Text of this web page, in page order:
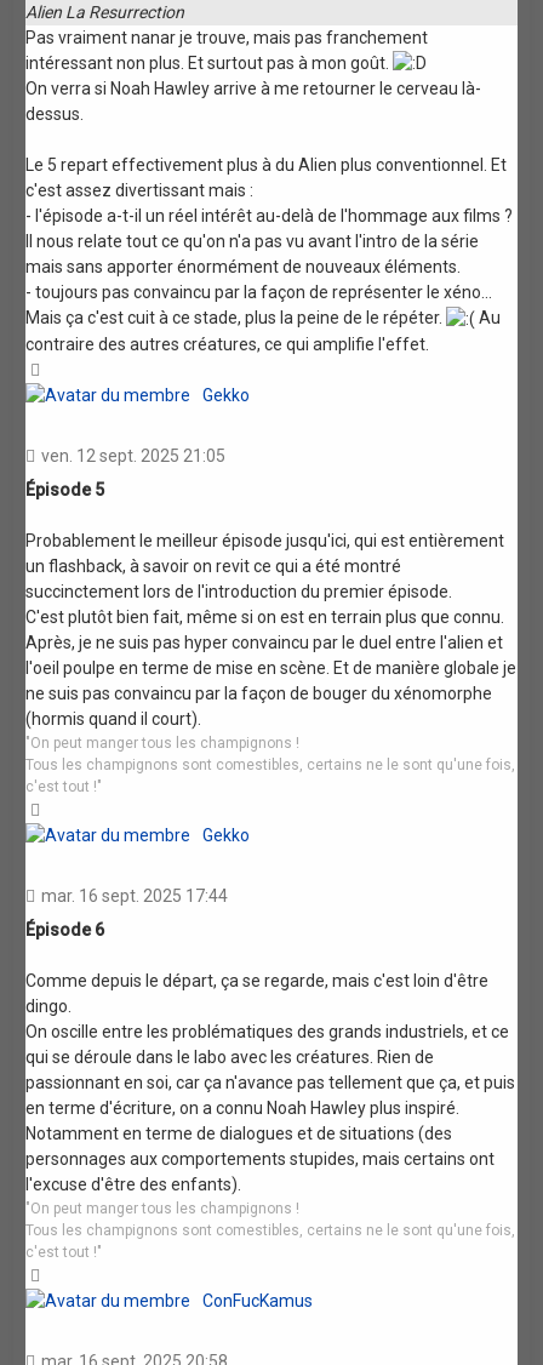
Alien La Resurrection
Pas vraiment nanar je trouve, mais pas franchement
intéressant non plus. Et surtout pas à mon goût.
On verra si Noah Hawley arrive à me retourner le cerveau là-
dessus.
Le 5 repart effectivement plus à du Alien plus conventionnel. Et
c'est assez divertissant mais :
- l'épisode a-t-il un réel intérêt au-delà de l'hommage aux films ?
Il nous relate tout ce qu'on n'a pas vu avant l'intro de la série
mais sans apporter énormément de nouveaux éléments.
- toujours pas convaincu par la façon de représenter le xéno...
Mais ça c'est cuit à ce stade, plus la peine de le répéter.
Au
contraire des autres créatures, ce qui amplifie l'effet.
Gekko
ven. 12 sept. 2025 21:05
Épisode 5
Probablement le meilleur épisode jusqu'ici, qui est entièrement
un flashback, à savoir on revit ce qui a été montré
succinctement lors de l'introduction du premier épisode.
C'est plutôt bien fait, même si on est en terrain plus que connu.
Après, je ne suis pas hyper convaincu par le duel entre l'alien et
l'oeil poulpe en terme de mise en scène. Et de manière globale je
ne suis pas convaincu par la façon de bouger du xénomorphe
(hormis quand il court).
"On peut manger tous les champignons !
Tous les champignons sont comestibles, certains ne le sont qu'une fois,
c'est tout !"
Gekko
mar. 16 sept. 2025 17:44
Épisode 6
Comme depuis le départ, ça se regarde, mais c'est loin d'être
dingo.
On oscille entre les problématiques des grands industriels, et ce
qui se déroule dans le labo avec les créatures. Rien de
passionnant en soi, car ça n'avance pas tellement que ça, et puis
en terme d'écriture, on a connu Noah Hawley plus inspiré.
Notamment en terme de dialogues et de situations (des
personnages aux comportements stupides, mais certains ont
l'excuse d'être des enfants).
"On peut manger tous les champignons !
Tous les champignons sont comestibles, certains ne le sont qu'une fois,
c'est tout !"
ConFucKamus